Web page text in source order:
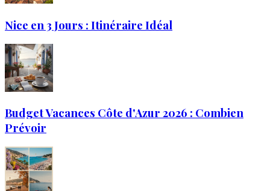
Nice en 3 Jours : Itinéraire Idéal
Budget Vacances Côte d'Azur 2026 : Combien
Prévoir